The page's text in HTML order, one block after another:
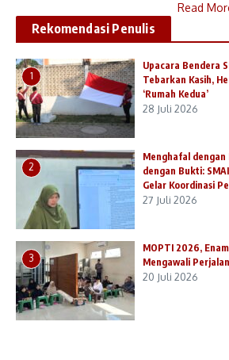
Read
Rekomendasi Penulis
1
Upacara Bendera
Tebarkan Kasih,
‘Rumah Kedua’
28 Juli 2026
2
Menghafal dengan
dengan Bukti:
Gelar Koordinasi
27 Juli 2026
3
MOPTI 2026,
Mengawali
20 Juli 2026